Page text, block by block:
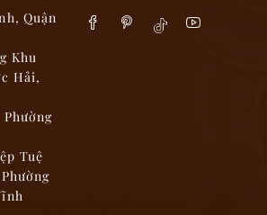
Quận
Khu
Hải,
Tuệ